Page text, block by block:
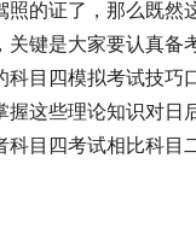
照的证了，那么既然
关键是大家要认真备
科目四模拟考试技巧
握这些理论知识对日
科目四考试相比科目